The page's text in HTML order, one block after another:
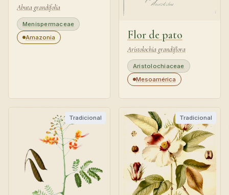
Abuta grandifolia
Menispermaceae
Amazonia
Flor de pato
Aristolochia grandiflora
Aristolochiaceae
Mesoamérica
Tradicional Tradicional